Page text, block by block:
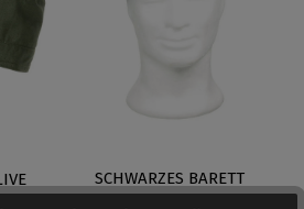
SCHWARZES BARETT